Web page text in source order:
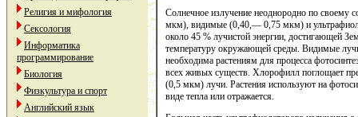
Религия и мифология
Сексология
Информатика
программирование
Биология
Физкультура и спорт
Английский язык
Солнечное излучение неоднородно по своему
мкм), видимые (0,40,— 0,75 мкм) и
около 45 % лучистой энергии, достигающей
температуру окружающей среды. Видимые
необходима растениям для процесса
всех живых существ. Хлорофилл поглощает
(0,5 мкм) лучи. Растения используют на
виде тепла или отражается.